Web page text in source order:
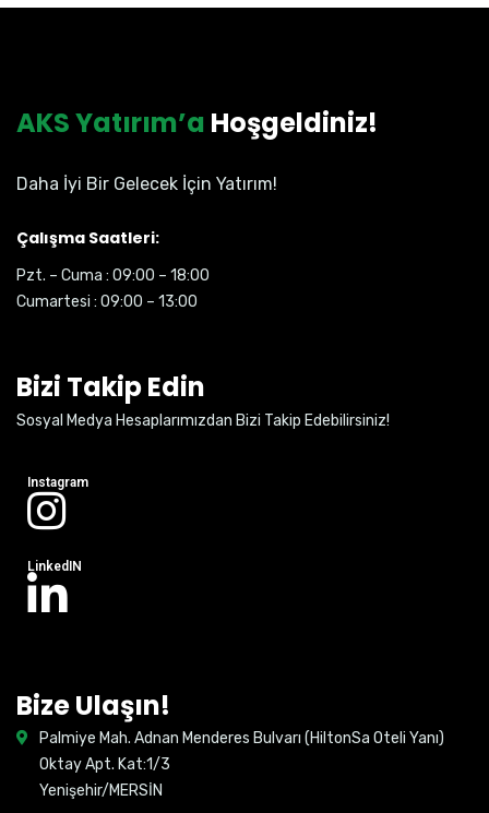
AKS Yatırım’a Hoşgeldiniz!
Daha İyi Bir Gelecek İçin Yatırım!
Çalışma Saatleri:
Pzt. – Cuma : 09:00 – 18:00
Cumartesi : 09:00 – 13:00
Bizi Takip Edin
Sosyal Medya Hesaplarımızdan Bizi Takip Edebilirsiniz!
Instagram
LinkedIN
Bize Ulaşın!
Palmiye Mah. Adnan Menderes Bulvarı (HiltonSa Oteli Yanı)
Oktay Apt. Kat:1/3
Yenişehir/MERSİN